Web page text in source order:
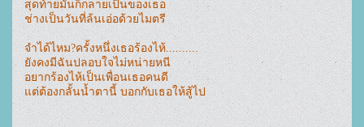
สุดท้ายมันก็กลายเป็นของเธอ
ช่างเป็นวันที่ล้นเอ่อด้วยไมตรี
จำได้ไหม?ครั้งหนึ่งเธอร้องไห้..........
ยังคงมีฉันปลอบใจไม่หน่ายหนี
อยากร้องไห้เป็นเพื่อนเธอคนดี
แต่ต้องกลั้นน้ำตานี้ บอกกับเธอให้สู้ไป